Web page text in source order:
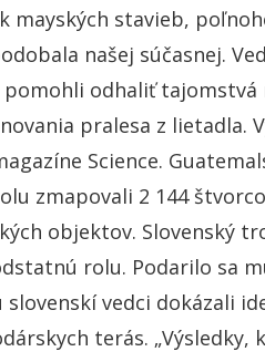
mayských stavieb,
našej súčasnej.
odhaliť tajomstvá
pralesa z lietadla.
Science.
zmapovali 2 144
objektov. Slovenský
rolu. Podarilo sa
vedci dokázali
terás.